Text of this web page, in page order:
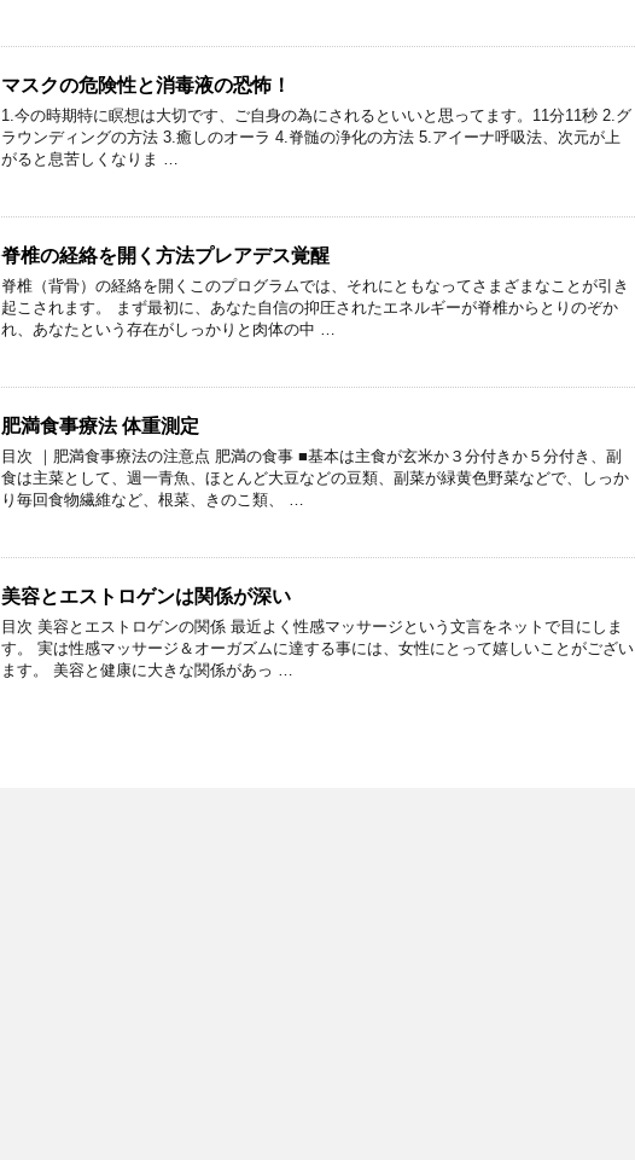
マスクの危険性と消毒液の恐怖！
1.今の時期特に瞑想は大切です、ご自身の為にされるといいと思ってます。11分11秒 2.グ
ラウンディングの方法 3.癒しのオーラ 4.脊髄の浄化の方法 5.アイーナ呼吸法、次元が上
がると息苦しくなりま …
脊椎の経絡を開く方法プレアデス覚醒
脊椎（背骨）の経絡を開くこのプログラムでは、それにともなってさまざまなことが引き
起こされます。 まず最初に、あなた自信の抑圧されたエネルギーが脊椎からとりのぞか
れ、あなたという存在がしっかりと肉体の中 …
肥満食事療法 体重測定
目次 ｜肥満食事療法の注意点 肥満の食事 ■基本は主食が玄米か３分付きか５分付き、副
食は主菜として、週一青魚、ほとんど大豆などの豆類、副菜が緑黄色野菜などで、しっか
り毎回食物繊維など、根菜、きのこ類、 …
美容とエストロゲンは関係が深い
目次 美容とエストロゲンの関係 最近よく性感マッサージという文言をネットで目にしま
す。 実は性感マッサージ＆オーガズムに達する事には、女性にとって嬉しいことがござい
ます。 美容と健康に大きな関係があっ …